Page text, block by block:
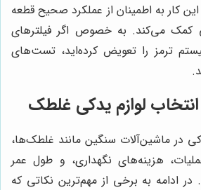
کار به اطمینان از عملکرد صحیح قطعه
کمک می‌کند. به خصوص اگر فیلترهای
ترمز را تعویض کرده‌اید، تست‌های
لوازم یدکی غلطک
در ماشین‌آلات سنگین مانند غلطک‌ها،
هزینه‌های نگهداری، و طول عمر
در ادامه به برخی از مهم‌ترین نکاتی که